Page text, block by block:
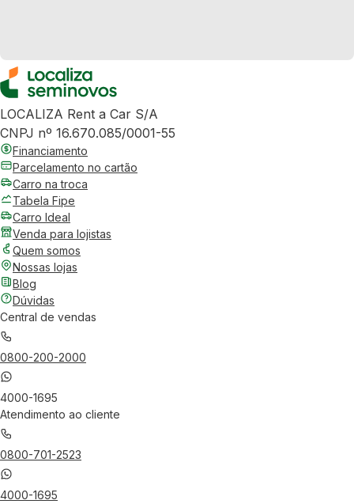
LOCALIZA Rent a Car S/A
CNPJ nº 16.670.085/0001-55
Financiamento
Parcelamento no cartão
Carro na troca
Tabela Fipe
Carro Ideal
Venda para lojistas
Quem somos
Nossas lojas
Blog
Dúvidas
Central de vendas
0800-200-2000
4000-1695
Atendimento ao cliente
0800-701-2523
4000-1695